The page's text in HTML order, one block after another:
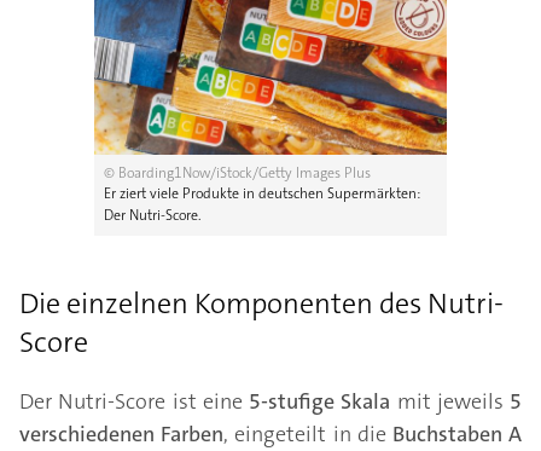
© Boarding1Now/iStock/Getty Images Plus
Er ziert viele Produkte in deutschen Supermärkten:
Der Nutri-Score.
Die einzelnen Komponenten des Nutri-
Score
Der Nutri-Score ist eine 5-stufige Skala mit jeweils 5
verschiedenen Farben, eingeteilt in die Buchstaben A